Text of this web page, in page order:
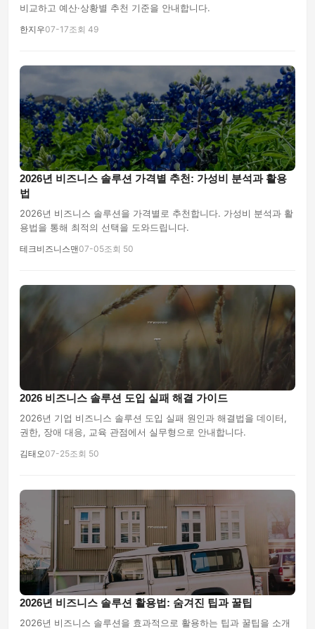
비교하고 예산·상황별 추천 기준을 안내합니다.
한지우07-17조회 49
2026년 비즈니스 솔루션 가격별 추천: 가성비 분석과 활용
법
2026년 비즈니스 솔루션을 가격별로 추천합니다. 가성비 분석과 활
용법을 통해 최적의 선택을 도와드립니다.
테크비즈니스맨07-05조회 50
2026 비즈니스 솔루션 도입 실패 해결 가이드
2026년 기업 비즈니스 솔루션 도입 실패 원인과 해결법을 데이터,
권한, 장애 대응, 교육 관점에서 실무형으로 안내합니다.
김태오07-25조회 50
2026년 비즈니스 솔루션 활용법: 숨겨진 팁과 꿀팁
2026년 비즈니스 솔루션을 효과적으로 활용하는 팁과 꿀팁을 소개